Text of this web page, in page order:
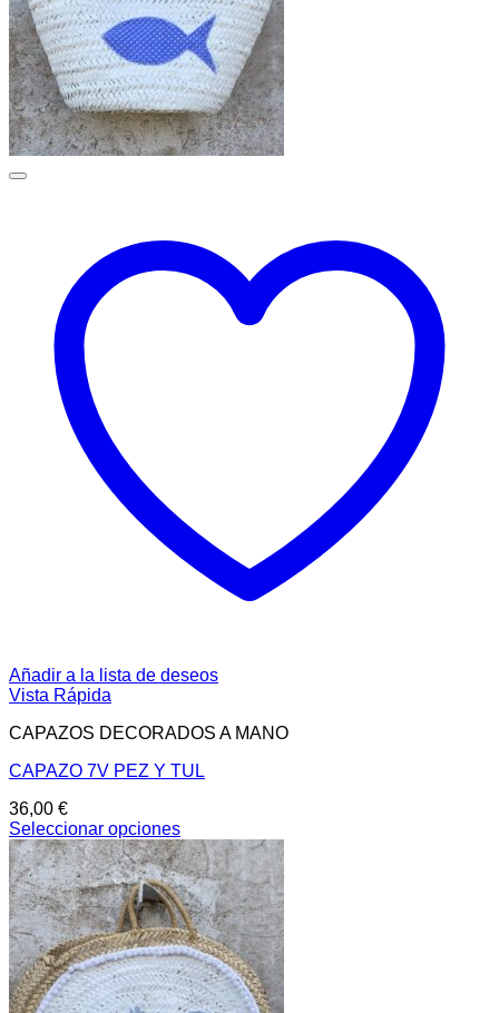
Añadir a la lista de deseos
Vista Rápida
CAPAZOS DECORADOS A MANO
CAPAZO 7V PEZ Y TUL
36,00 €
Seleccionar opciones
Este
producto
tiene
múltiples
variantes.
Las
opciones
se
pueden